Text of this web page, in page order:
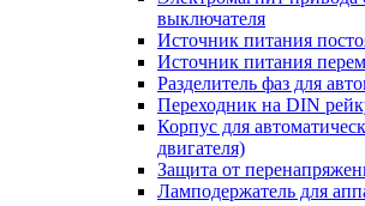
выключателя
Источник питания
Источник питания
Разделитель фаз для
Переходник на DIN
Корпус для
двигателя)
Защита от
Ламподержатель для